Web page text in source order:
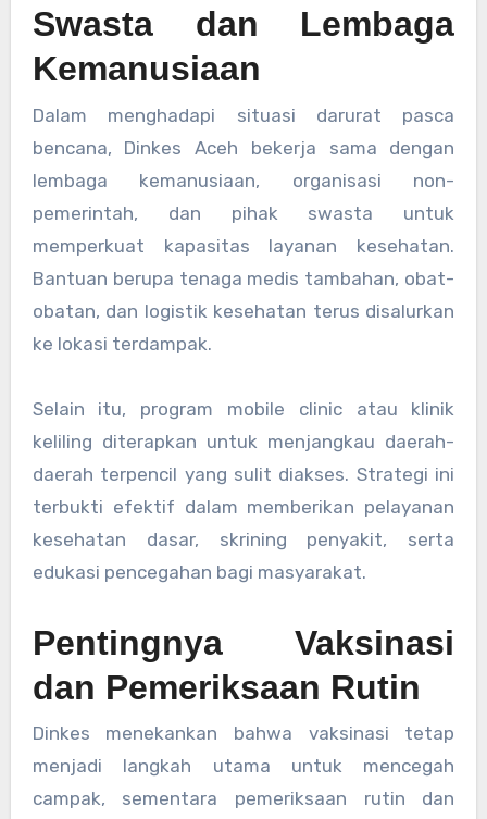
Swasta dan Lembaga
Kemanusiaan
Dalam menghadapi situasi darurat pasca
bencana, Dinkes Aceh bekerja sama dengan
lembaga kemanusiaan, organisasi non-
pemerintah, dan pihak swasta untuk
memperkuat kapasitas layanan kesehatan.
Bantuan berupa tenaga medis tambahan, obat-
obatan, dan logistik kesehatan terus disalurkan
ke lokasi terdampak.
Selain itu, program mobile clinic atau klinik
keliling diterapkan untuk menjangkau daerah-
daerah terpencil yang sulit diakses. Strategi ini
terbukti efektif dalam memberikan pelayanan
kesehatan dasar, skrining penyakit, serta
edukasi pencegahan bagi masyarakat.
Pentingnya Vaksinasi
dan Pemeriksaan Rutin
Dinkes menekankan bahwa vaksinasi tetap
menjadi langkah utama untuk mencegah
campak, sementara pemeriksaan rutin dan